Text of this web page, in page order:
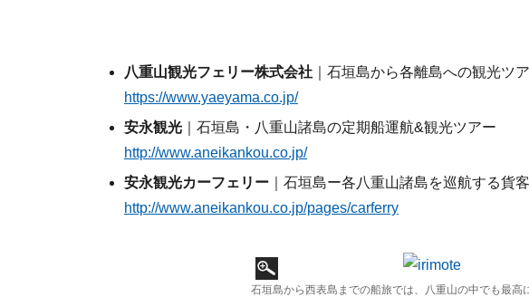
八重山観光フェリー株式会社 ｜石垣島から各離島への観光ツ
https://www.yaeyama.co.jp/
安永観光 ｜石垣島・八重山諸島の定期船運航&観光ツアー
http://www.aneikankou.co.jp/
安永観光カーフェリー ｜石垣島ー各八重山諸島を巡航する貨
http://www.aneikankou.co.jp/pages/carferry
石垣島から西表島までの船旅では、八重山の中でも最高